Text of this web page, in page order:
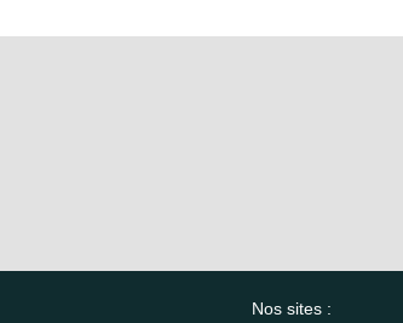
Nos sites :